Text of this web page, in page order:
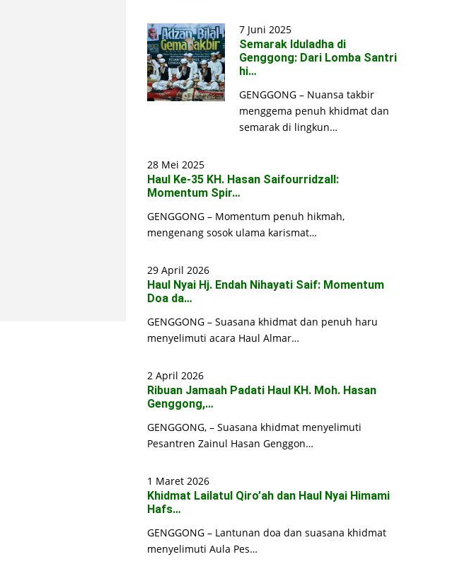
7 Juni 2025
Semarak Iduladha di
Genggong: Dari Lomba Santri
hi…
GENGGONG – Nuansa takbir
menggema penuh khidmat dan
semarak di lingkun…
28 Mei 2025
Haul Ke-35 KH. Hasan Saifourridzall:
Momentum Spir…
GENGGONG – Momentum penuh hikmah,
mengenang sosok ulama karismat…
29 April 2026
Haul Nyai Hj. Endah Nihayati Saif: Momentum
Doa da…
GENGGONG – Suasana khidmat dan penuh haru
menyelimuti acara Haul Almar…
2 April 2026
Ribuan Jamaah Padati Haul KH. Moh. Hasan
Genggong,…
GENGGONG, – Suasana khidmat menyelimuti
Pesantren Zainul Hasan Genggon…
1 Maret 2026
Khidmat Lailatul Qiro’ah dan Haul Nyai Himami
Hafs…
GENGGONG – Lantunan doa dan suasana khidmat
menyelimuti Aula Pes…